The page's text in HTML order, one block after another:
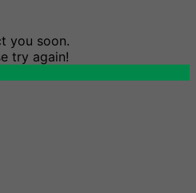
you soon.
try again!